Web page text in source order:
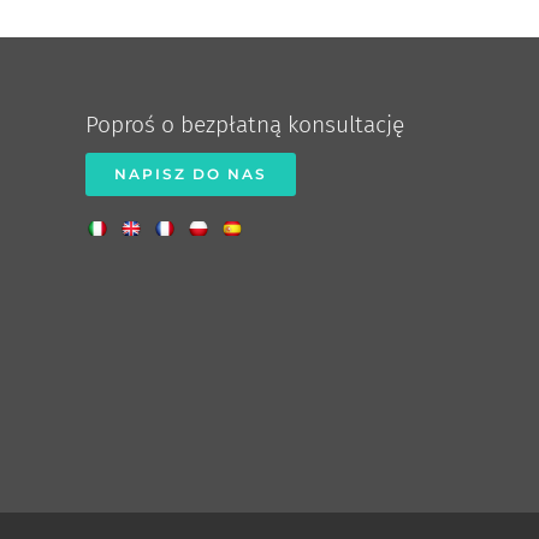
Poproś o bezpłatną konsultację
NAPISZ DO NAS